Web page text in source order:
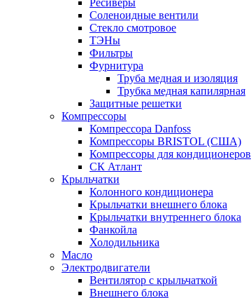
Ресиверы
Соленоидные вентили
Стекло смотровое
ТЭНы
Фильтры
Фурнитура
Труба медная и изоляция
Трубка медная капилярная
Защитные решетки
Компрессоры
Компрессора Danfoss
Компрессоры BRISTOL (США)
Компрессоры для кондиционеров
СК Атлант
Крыльчатки
Колонного кондиционера
Крыльчатки внешнего блока
Крыльчатки внутреннего блока
Фанкойла
Холодильника
Масло
Электродвигатели
Вентилятор с крыльчаткой
Внешнего блока